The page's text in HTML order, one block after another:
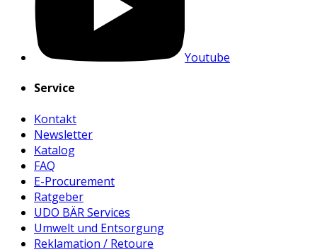
Youtube
Service
Kontakt
Newsletter
Katalog
FAQ
E-Procurement
Ratgeber
UDO BÄR Services
Umwelt und Entsorgung
Reklamation / Retoure